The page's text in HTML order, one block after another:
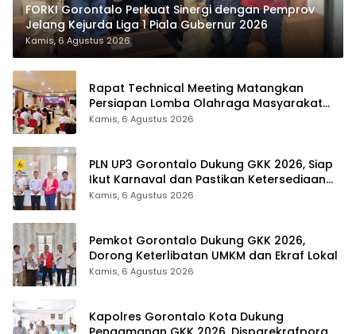
FORKI Gorontalo Perkuat Sinergi dengan Pemprov
Jelang Kejurda Liga 1 Piala Gubernur 2026
Kamis, 6 Agustus 2026
Rapat Technical Meeting Matangkan
Persiapan Lomba Olahraga Masyarakat
Tingkat Provinsi Gorontalo
Kamis, 6 Agustus 2026
PLN UP3 Gorontalo Dukung GKK 2026, Siap
Ikut Karnaval dan Pastikan Ketersediaan
Listrik
Kamis, 6 Agustus 2026
Pemkot Gorontalo Dukung GKK 2026,
Dorong Keterlibatan UMKM dan Ekraf Lokal
Kamis, 6 Agustus 2026
Kapolres Gorontalo Kota Dukung